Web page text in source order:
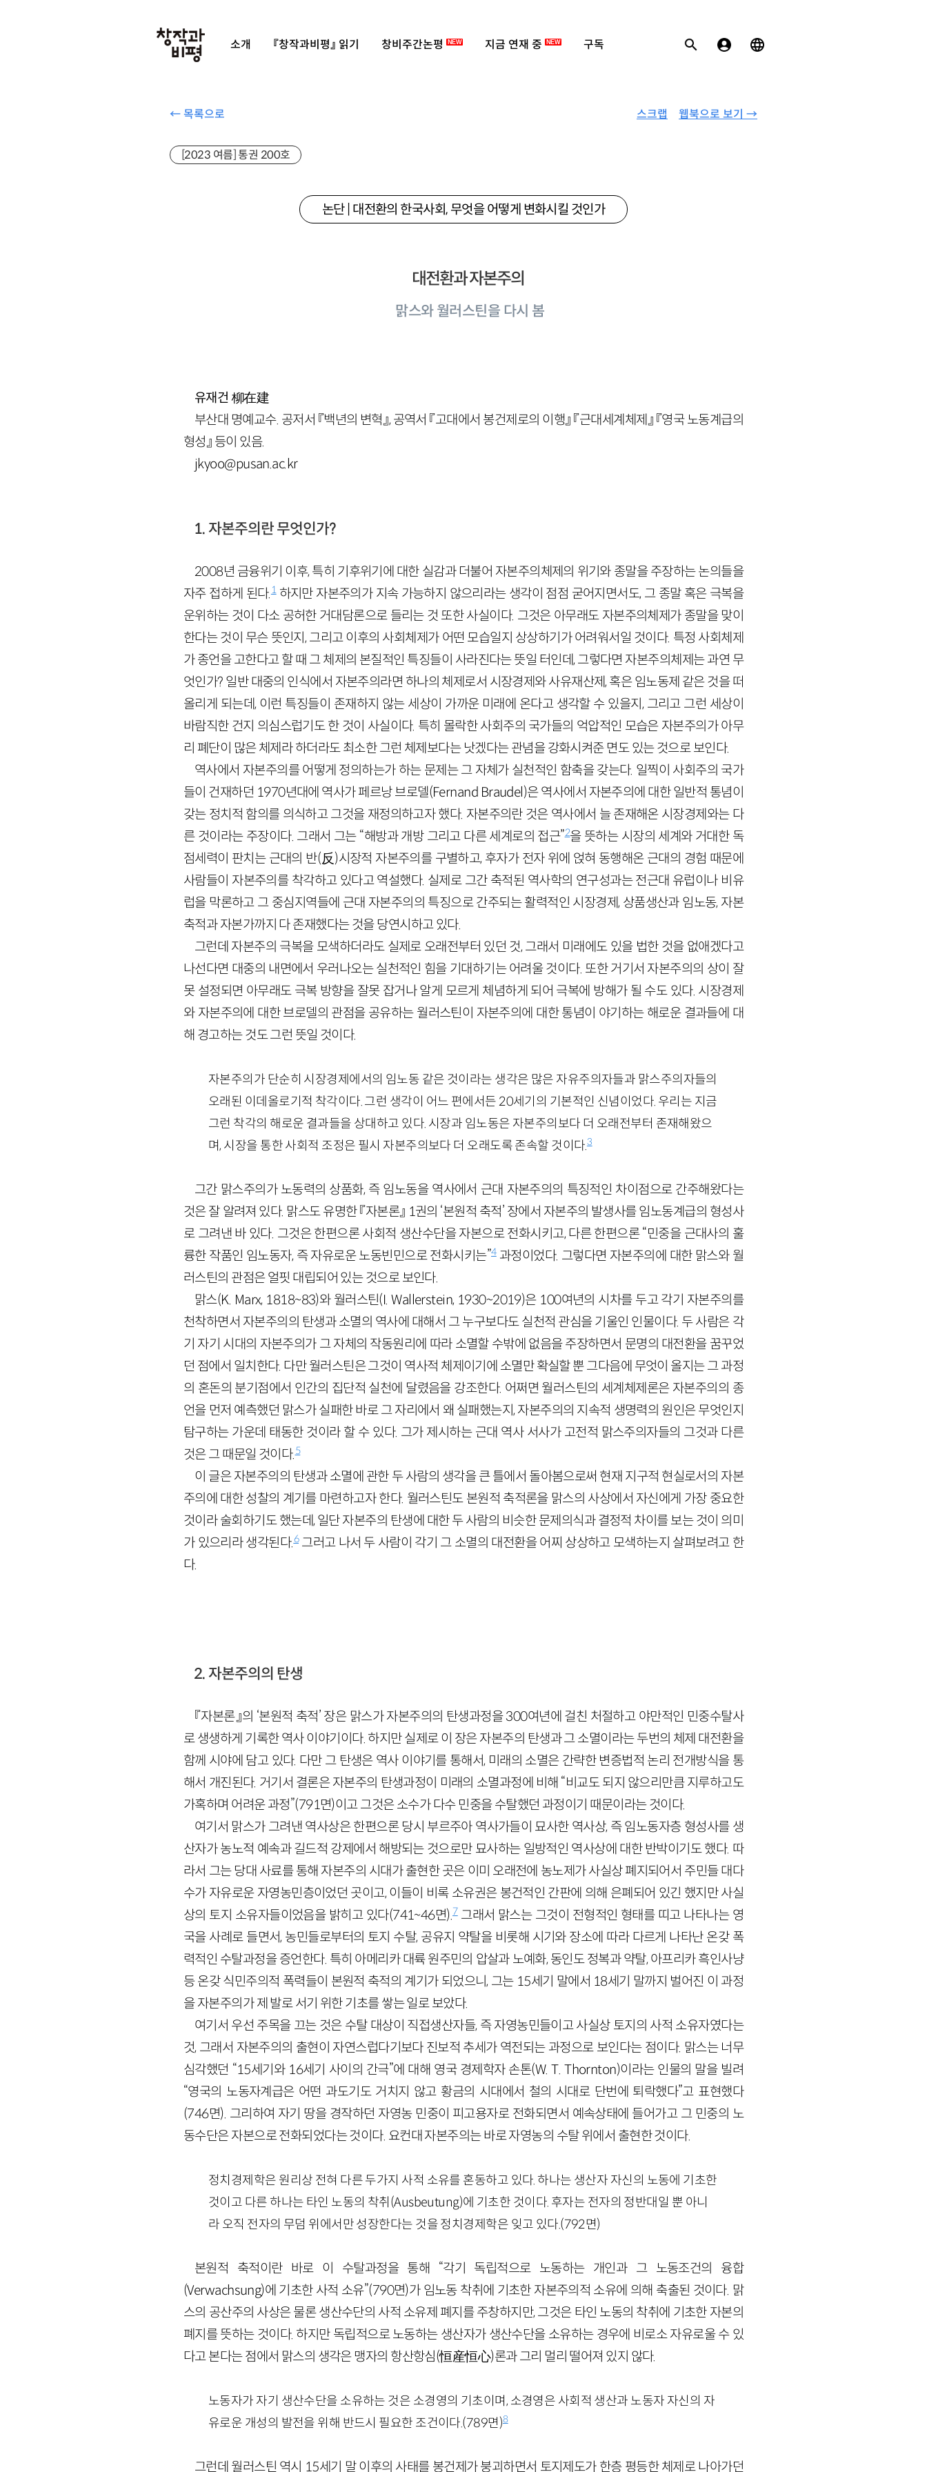
소개 『창작과비평』 읽기 창비주간논평 NEW 지금 연재 중 NEW 구독
← 목록으로 웹북으로 보기 →
스크랩
[2023 여름] 통권 200호
논단 | 대전환의 한국사회, 무엇을 어떻게 변화시킬 것인가
대전환과 자본주의
맑스와 월러스틴을 다시 봄
유재건 柳在建
부산대 명예교수. 공저서 『백년의 변혁』, 공역서 『고대에서 봉건제로의 이행』 『근대세계체제』 『영국 노동계급의
형성』 등이 있음.
jkyoo@pusan.ac.kr
1. 자본주의란 무엇인가?
2008년 금융위기 이후, 특히 기후위기에 대한 실감과 더불어 자본주의체제의 위기와 종말을 주장하는 논의들을
자주 접하게 된다.1하지만 자본주의가 지속 가능하지 않으리라는 생각이 점점 굳어지면서도, 그 종말 혹은 극복을
운위하는 것이 다소 공허한 거대담론으로 들리는 것 또한 사실이다. 그것은 아무래도 자본주의체제가 종말을 맞이
한다는 것이 무슨 뜻인지, 그리고 이후의 사회체제가 어떤 모습일지 상상하기가 어려워서일 것이다. 특정 사회체제
가 종언을 고한다고 할 때 그 체제의 본질적인 특징들이 사라진다는 뜻일 터인데, 그렇다면 자본주의체제는 과연 무
엇인가? 일반 대중의 인식에서 자본주의라면 하나의 체제로서 시장경제와 사유재산제, 혹은 임노동제 같은 것을 떠
올리게 되는데, 이런 특징들이 존재하지 않는 세상이 가까운 미래에 온다고 생각할 수 있을지, 그리고 그런 세상이
바람직한 건지 의심스럽기도 한 것이 사실이다. 특히 몰락한 사회주의 국가들의 억압적인 모습은 자본주의가 아무
리 폐단이 많은 체제라 하더라도 최소한 그런 체제보다는 낫겠다는 관념을 강화시켜준 면도 있는 것으로 보인다.
역사에서 자본주의를 어떻게 정의하는가 하는 문제는 그 자체가 실천적인 함축을 갖는다. 일찍이 사회주의 국가
들이 건재하던 1970년대에 역사가 페르낭 브로델(Fernand Braudel)은 역사에서 자본주의에 대한 일반적 통념이
갖는 정치적 함의를 의식하고 그것을 재정의하고자 했다. 자본주의란 것은 역사에서 늘 존재해온 시장경제와는 다
른 것이라는 주장이다. 그래서 그는 “해방과 개방 그리고 다른 세계로의 접근”2을 뜻하는 시장의 세계와 거대한 독
점세력이 판치는 근대의 반(反)시장적 자본주의를 구별하고, 후자가 전자 위에 얹혀 동행해온 근대의 경험 때문에
사람들이 자본주의를 착각하고 있다고 역설했다. 실제로 그간 축적된 역사학의 연구성과는 전근대 유럽이나 비유
럽을 막론하고 그 중심지역들에 근대 자본주의의 특징으로 간주되는 활력적인 시장경제, 상품생산과 임노동, 자본
축적과 자본가까지 다 존재했다는 것을 당연시하고 있다.
그런데 자본주의 극복을 모색하더라도 실제로 오래전부터 있던 것, 그래서 미래에도 있을 법한 것을 없애겠다고
나선다면 대중의 내면에서 우러나오는 실천적인 힘을 기대하기는 어려울 것이다. 또한 거기서 자본주의의 상이 잘
못 설정되면 아무래도 극복 방향을 잘못 잡거나 알게 모르게 체념하게 되어 극복에 방해가 될 수도 있다. 시장경제
와 자본주의에 대한 브로델의 관점을 공유하는 월러스틴이 자본주의에 대한 통념이 야기하는 해로운 결과들에 대
해 경고하는 것도 그런 뜻일 것이다.
자본주의가 단순히 시장경제에서의 임노동 같은 것이라는 생각은 많은 자유주의자들과 맑스주의자들의
오래된 이데올로기적 착각이다. 그런 생각이 어느 편에서든 20세기의 기본적인 신념이었다. 우리는 지금
그런 착각의 해로운 결과들을 상대하고 있다. 시장과 임노동은 자본주의보다 더 오래전부터 존재해왔으
며, 시장을 통한 사회적 조정은 필시 자본주의보다 더 오래도록 존속할 것이다.3
그간 맑스주의가 노동력의 상품화, 즉 임노동을 역사에서 근대 자본주의의 특징적인 차이점으로 간주해왔다는
것은 잘 알려져 있다. 맑스도 유명한 『자본론』 1권의 ‘본원적 축적’ 장에서 자본주의 발생사를 임노동계급의 형성사
로 그려낸 바 있다. 그것은 한편으론 사회적 생산수단을 자본으로 전화시키고, 다른 한편으론 “민중을 근대사의 훌
륭한 작품인 임노동자, 즉 자유로운 노동빈민으로 전화시키는”4과정이었다. 그렇다면 자본주의에 대한 맑스와 월
러스틴의 관점은 얼핏 대립되어 있는 것으로 보인다.
맑스(K. Marx, 1818~83)와 월러스틴(I. Wallerstein, 1930~2019)은 100여년의 시차를 두고 각기 자본주의를
천착하면서 자본주의의 탄생과 소멸의 역사에 대해서 그 누구보다도 실천적 관심을 기울인 인물이다. 두 사람은 각
기 자기 시대의 자본주의가 그 자체의 작동원리에 따라 소멸할 수밖에 없음을 주장하면서 문명의 대전환을 꿈꾸었
던 점에서 일치한다. 다만 월러스틴은 그것이 역사적 체제이기에 소멸만 확실할 뿐 그다음에 무엇이 올지는 그 과정
의 혼돈의 분기점에서 인간의 집단적 실천에 달렸음을 강조한다. 어쩌면 월러스틴의 세계체제론은 자본주의의 종
언을 먼저 예측했던 맑스가 실패한 바로 그 자리에서 왜 실패했는지, 자본주의의 지속적 생명력의 원인은 무엇인지
탐구하는 가운데 태동한 것이라 할 수 있다. 그가 제시하는 근대 역사 서사가 고전적 맑스주의자들의 그것과 다른
것은 그 때문일 것이다.5
이 글은 자본주의의 탄생과 소멸에 관한 두 사람의 생각을 큰 틀에서 돌아봄으로써 현재 지구적 현실로서의 자본
주의에 대한 성찰의 계기를 마련하고자 한다. 월러스틴도 본원적 축적론을 맑스의 사상에서 자신에게 가장 중요한
것이라 술회하기도 했는데, 일단 자본주의 탄생에 대한 두 사람의 비슷한 문제의식과 결정적 차이를 보는 것이 의미
가 있으리라 생각된다.6그러고 나서 두 사람이 각기 그 소멸의 대전환을 어찌 상상하고 모색하는지 살펴보려고 한
다.
2. 자본주의의 탄생
『자본론』의 ‘본원적 축적’ 장은 맑스가 자본주의의 탄생과정을 300여년에 걸친 처절하고 야만적인 민중수탈사
로 생생하게 기록한 역사 이야기이다. 하지만 실제로 이 장은 자본주의 탄생과 그 소멸이라는 두번의 체제 대전환을
함께 시야에 담고 있다. 다만 그 탄생은 역사 이야기를 통해서, 미래의 소멸은 간략한 변증법적 논리 전개방식을 통
해서 개진된다. 거기서 결론은 자본주의 탄생과정이 미래의 소멸과정에 비해 “비교도 되지 않으리만큼 지루하고도
가혹하며 어려운 과정”(791면)이고 그것은 소수가 다수 민중을 수탈했던 과정이기 때문이라는 것이다.
여기서 맑스가 그려낸 역사상은 한편으론 당시 부르주아 역사가들이 묘사한 역사상, 즉 임노동자층 형성사를 생
산자가 농노적 예속과 길드적 강제에서 해방되는 것으로만 묘사하는 일방적인 역사상에 대한 반박이기도 했다. 따
라서 그는 당대 사료를 통해 자본주의 시대가 출현한 곳은 이미 오래전에 농노제가 사실상 폐지되어서 주민들 대다
수가 자유로운 자영농민층이었던 곳이고, 이들이 비록 소유권은 봉건적인 간판에 의해 은폐되어 있긴 했지만 사실
상의 토지 소유자들이었음을 밝히고 있다(741~46면).7그래서 맑스는 그것이 전형적인 형태를 띠고 나타나는 영
국을 사례로 들면서, 농민들로부터의 토지 수탈, 공유지 약탈을 비롯해 시기와 장소에 따라 다르게 나타난 온갖 폭
력적인 수탈과정을 증언한다. 특히 아메리카 대륙 원주민의 압살과 노예화, 동인도 정복과 약탈, 아프리카 흑인사냥
등 온갖 식민주의적 폭력들이 본원적 축적의 계기가 되었으니, 그는 15세기 말에서 18세기 말까지 벌어진 이 과정
을 자본주의가 제 발로 서기 위한 기초를 쌓는 일로 보았다.
여기서 우선 주목을 끄는 것은 수탈 대상이 직접생산자들, 즉 자영농민들이고 사실상 토지의 사적 소유자였다는
것, 그래서 자본주의의 출현이 자연스럽다기보다 진보적 추세가 역전되는 과정으로 보인다는 점이다. 맑스는 너무
심각했던 “15세기와 16세기 사이의 간극”에 대해 영국 경제학자 손톤(W. T. Thornton)이라는 인물의 말을 빌려
“영국의 노동자계급은 어떤 과도기도 거치지 않고 황금의 시대에서 철의 시대로 단번에 퇴락했다”고 표현했다
(746면). 그리하여 자기 땅을 경작하던 자영농 민중이 피고용자로 전화되면서 예속상태에 들어가고 그 민중의 노
동수단은 자본으로 전화되었다는 것이다. 요컨대 자본주의는 바로 자영농의 수탈 위에서 출현한 것이다.
정치경제학은 원리상 전혀 다른 두가지 사적 소유를 혼동하고 있다. 하나는 생산자 자신의 노동에 기초한
것이고 다른 하나는 타인 노동의 착취(Ausbeutung)에 기초한 것이다. 후자는 전자의 정반대일 뿐 아니
라 오직 전자의 무덤 위에서만 성장한다는 것을 정치경제학은 잊고 있다.(792면)
본원적 축적이란 바로 이 수탈과정을 통해 “각기 독립적으로 노동하는 개인과 그 노동조건의 융합
(Verwachsung)에 기초한 사적 소유”(790면)가 임노동 착취에 기초한 자본주의적 소유에 의해 축출된 것이다. 맑
스의 공산주의 사상은 물론 생산수단의 사적 소유제 폐지를 주창하지만, 그것은 타인 노동의 착취에 기초한 자본의
폐지를 뜻하는 것이다. 하지만 독립적으로 노동하는 생산자가 생산수단을 소유하는 경우에 비로소 자유로울 수 있
다고 본다는 점에서 맑스의 생각은 맹자의 항산항심(恒産恒心)론과 그리 멀리 떨어져 있지 않다.
노동자가 자기 생산수단을 소유하는 것은 소경영의 기초이며, 소경영은 사회적 생산과 노동자 자신의 자
유로운 개성의 발전을 위해 반드시 필요한 조건이다.(789면)8
그런데 월러스틴 역시 15세기 말 이후의 사태를 봉건제가 붕괴하면서 토지제도가 한층 평등한 체제로 나아가던